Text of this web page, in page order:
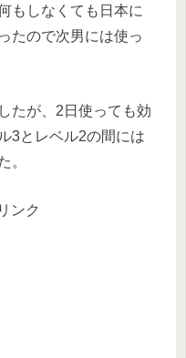
もしなくても日本に
たので次男には使っ
たが、2日使っても効
3とレベル2の間には
。
ンク